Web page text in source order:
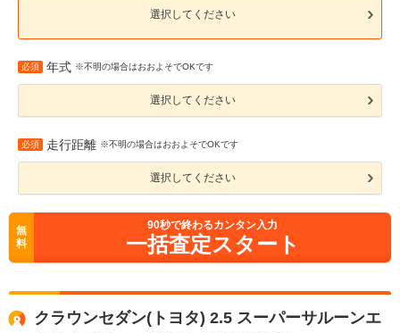
選択してください
必須 年式 ※不明の場合はおおよそでOKです
選択してください
必須 走行距離 ※不明の場合はおおよそでOKです
選択してください
無
料
90秒で終わるカンタン入力
一括査定スタート
クラウンセダン(トヨタ) 2.5 スーパーサルーンエ